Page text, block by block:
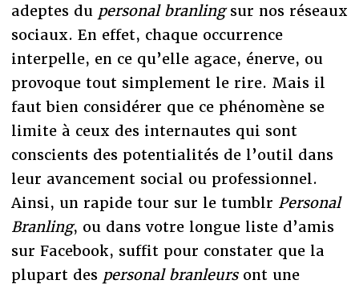
adeptes du personal branlingsur nos réseaux
sociaux. En effet, chaque occurrence
interpelle, en ce qu’elle agace, énerve, ou
provoque tout simplement le rire. Mais il
faut bien considérer que ce phénomène se
limite à ceux des internautes qui sont
conscients des potentialités de l’outil dans
leur avancement social ou professionnel.
Ainsi, un rapide tour sur le tumblr Personal
Branling, ou dans votre longue liste d’amis
sur Facebook, suffit pour constater que la
plupart des personal branleursont une